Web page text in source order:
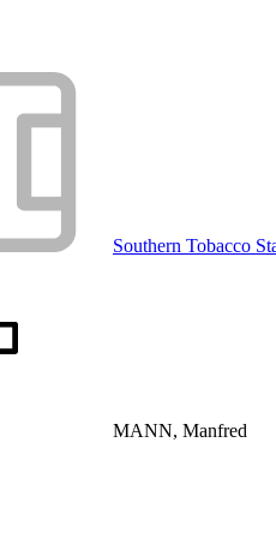
Southern Tobacco
MANN, Manfred